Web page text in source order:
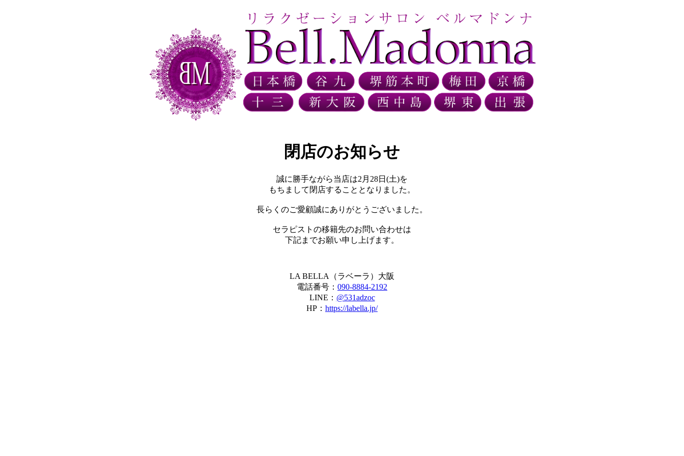
閉店のお知らせ
誠に勝手ながら当店は2月28日(土)を
もちまして閉店することとなりました。
長らくのご愛顧誠にありがとうございました。
セラピストの移籍先のお問い合わせは
下記までお願い申し上げます。
LA BELLA（ラベーラ）大阪
電話番号： 090-8884-2192
LINE： @531adzoc
HP： https://labella.jp/